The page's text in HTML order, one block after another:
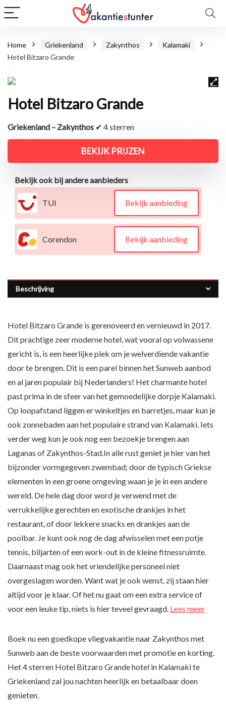
Home Griekenland Zakynthos
Kalamaki
Hotel Bitzaro Grande
Hotel Bitzaro Grande
Griekenland – Zakynthos ✔ 4 sterren
BEKIJK PRIJZEN
Bekijk ook bij andere aanbieders
TUI Bekijk aanbieding
Corendon Bekijk aanbieding
Beschrijving
Hotel Bitzaro Grande is gerenoveerd en vernieuwd in 2017.
Dit prachtige zeer moderne hotel, wat vooral op volwassene
gericht is, is een heerlijke plek om je welverdiende vakantie
door te brengen. Dit is een parel binnen het Sunweb aanbod
en al jaren populair bij Nederlanders! Het charmante hotel
past prima in de sfeer van het gemoedelijke dorpje Kalamaki.
Op loopafstand liggen er winkeltjes en barretjes, maar kun je
ook zonnebaden aan het populaire strand van Kalamaki. Iets
verder weg kun je ook nog een bezoekje brengen aan
Laganas of Zakynthos-Stad.In alle rust geniet je hier van het
bijzonder vormgegeven zwembad; door de typisch Griekse
elementen in een groene omgeving waan je je in een andere
wereld. De hele dag door word je verwend met de
verrukkelijke gerechten en exotische drankjes in het
restaurant, of door lekkere snacks en drankjes aan de
poolbar. Je kunt ook nog de dag afwisselen met een potje
tennis, biljarten of een work-out in de kleine fitnessruimte.
Daarnaast mag ook het vriendelijke personeel niet
overgeslagen worden. Want wat je ook wenst, zij staan hier
altijd voor je klaar. Of het nu gaat om een extra service of
voor een leuke tip, niets is hier teveel gevraagd. Lees meer
Boek nu een goedkope vliegvakantie naar Zakynthos met
Sunweb aan de beste voorwaarden met promotie en korting.
Het 4 sterren Hotel Bitzaro Grande hotel in Kalamaki te
Griekenland zal jou nachten heerlijk en betaalbaar doen
genieten.